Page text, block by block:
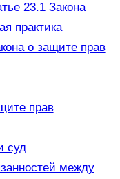
23.1 Закона
практика
о защите прав
прав
суд
между